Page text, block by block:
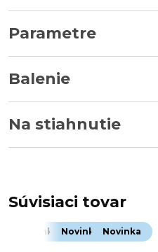
Parametre
Balenie
Na stiahnutie
Súvisiaci tovar
Novinka Novinka Novinka